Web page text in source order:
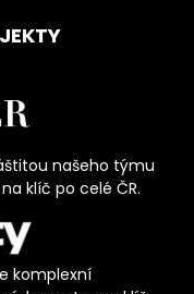
našeho týmu
klíč po celé ČR.
komplexní